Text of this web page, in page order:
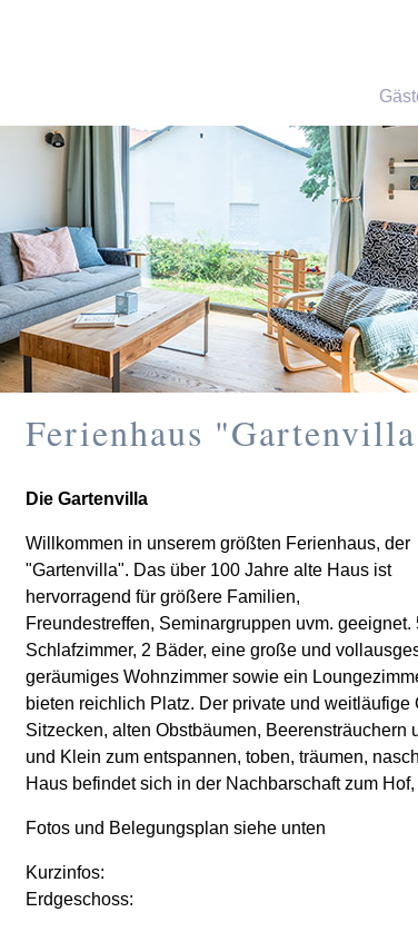
Ferienhaus
Die Gartenvilla
Willkommen in unserem größten Ferienhaus, der
"Gartenvilla". Das über 100 Jahre alte Haus ist
hervorragend für größere Familien,
Freundestreffen, Seminargruppen uvm. geeignet.
Schlafzimmer, 2 Bäder, eine große und
geräumiges Wohnzimmer sowie ein
bieten reichlich Platz. Der private und weitläufige
Sitzecken, alten Obstbäumen, Beerensträuchern
und Klein zum entspannen, toben, träumen,
Haus befindet sich in der Nachbarschaft zum
Fotos und Belegungsplan siehe unten
Kurzinfos:
Erdgeschoss: